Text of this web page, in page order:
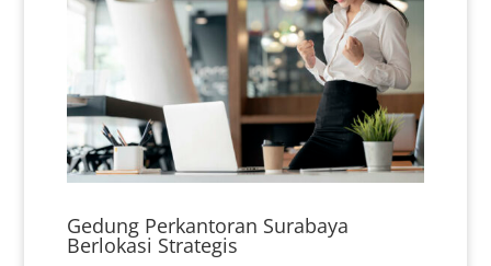
Gedung Perkantoran Surabaya
Berlokasi Strategis